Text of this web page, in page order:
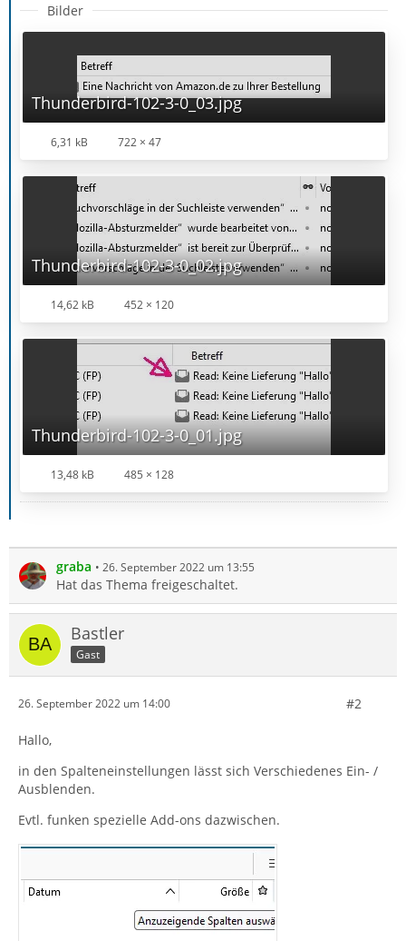
Bilder
Thunderbird-102-3-0_03.jpg
6,31 kB 722 × 47
Thunderbird-102-3-0_02.jpg
14,62 kB 452 × 120
Thunderbird-102-3-0_01.jpg
13,48 kB 485 × 128
graba 26. September 2022 um 13:55
Hat das Thema freigeschaltet.
Bastler
Gast
26. September 2022 um 14:00 #2
Hallo,
in den Spalteneinstellungen lässt sich Verschiedenes Ein- /
Ausblenden.
Evtl. funken spezielle Add-ons dazwischen.